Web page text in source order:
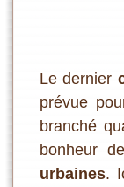
Le dernier
prévue
branché
bonheur
urbaines.